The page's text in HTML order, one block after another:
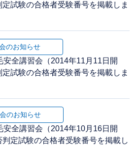
試験の合格者受験番号を掲載しま
のお知らせ
全講習会（2014年11月11日開
試験の合格者受験番号を掲載しま
のお知らせ
全講習会（2014年10月16日開
定試験の合格者受験番号を掲載し